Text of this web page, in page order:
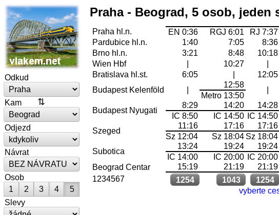
Odkud
Kam
Odjezd
Návrat
Osob
1
2 3 4
5
Slevy
Praha - Beograd, 5 osob, jeden
1234567 1254 1043 1254
vyberte
Praha hl.n. EN 0:36 RGJ 6:01 RJ 7:37
Pardubice hl.n.
1:40 7:05 8:36
Brno hl.n.
3:21 8:48 10:18
Wien Hbf
10:27
Bratislava hl.st.
6:05 12:05
Budapest Kelenföld
12:58
Metro 13:50
Budapest Nyugati
8:29 14:20 14:28
IC 8:50
IC 14:50 IC 14:50
Szeged
11:16 17:16 17:16
Sz 12:04
Sz 18:04 Sz 18:04
Subotica
13:24 19:24 19:24
IC 14:00
IC 20:00 IC 20:00
Beograd Centar
15:19 21:19 21:19